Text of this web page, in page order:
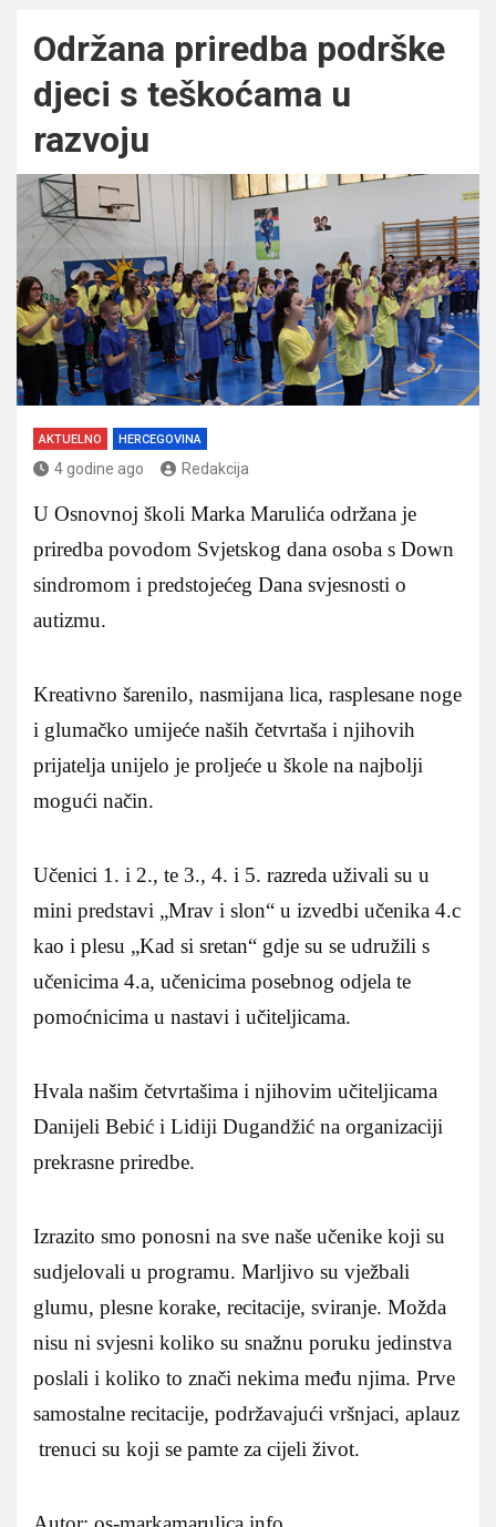
Održana priredba podrške
djeci s teškoćama u
razvoju
AKTUELNO HERCEGOVINA
4 godine ago Redakcija
U Osnovnoj školi Marka Marulića održana je
priredba povodom Svjetskog dana osoba s Down
sindromom i predstojećeg Dana svjesnosti o
autizmu.
Kreativno šarenilo, nasmijana lica, rasplesane noge
i glumačko umijeće naših četvrtaša i njihovih
prijatelja unijelo je proljeće u škole na najbolji
mogući način.
Učenici 1. i 2., te 3., 4. i 5. razreda uživali su u
mini predstavi „Mrav i slon“ u izvedbi učenika 4.c
kao i plesu „Kad si sretan“ gdje su se udružili s
učenicima 4.a, učenicima posebnog odjela te
pomoćnicima u nastavi i učiteljicama.
Hvala našim četvrtašima i njihovim učiteljicama
Danijeli Bebić i Lidiji Dugandžić na organizaciji
prekrasne priredbe.
Izrazito smo ponosni na sve naše učenike koji su
sudjelovali u programu. Marljivo su vježbali
glumu, plesne korake, recitacije, sviranje. Možda
nisu ni svjesni koliko su snažnu poruku jedinstva
poslali i koliko to znači nekima među njima. Prve
samostalne recitacije, podržavajući vršnjaci, aplauz
trenuci su koji se pamte za cijeli život.